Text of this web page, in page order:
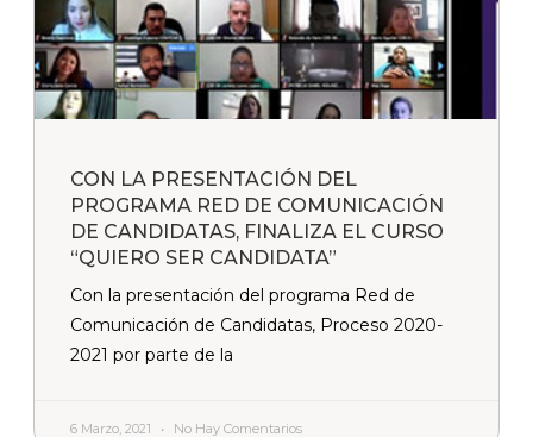
CON LA PRESENTACIÓN DEL
PROGRAMA RED DE COMUNICACIÓN
DE CANDIDATAS, FINALIZA EL CURSO
“QUIERO SER CANDIDATA”
Con la presentación del programa Red de
Comunicación de Candidatas, Proceso 2020-
2021 por parte de la
6 Marzo, 2021 No Hay Comentarios